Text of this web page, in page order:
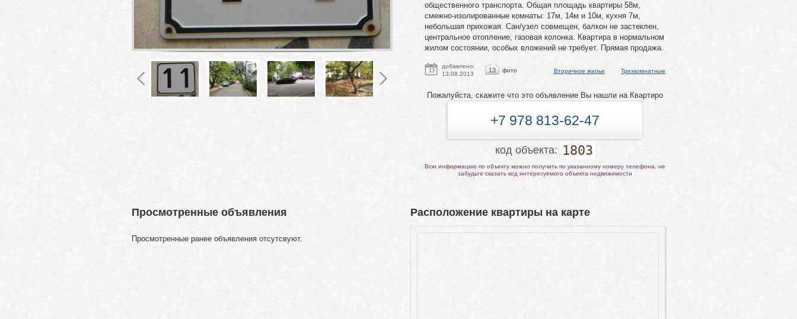
общественного транспорта. Общая площадь квартиры 58м,
смежно-изолированные комнаты: 17м, 14м и 10м, кухня 7м,
небольшая прихожая. Сан/узел совмещен, балкон не застеклен,
центральное отопление, газовая колонка. Квартира в нормальном
жилом состоянии, особых вложений не требует. Прямая продажа.
13
добавлено:
13.08.2013
13 фото Вторичное жилье Трехкомнатные
Пожалуйста, скажите что это объявление Вы нашли на Квартиро
+7 978 813-62-47
код объекта: 1803
Всю информацию по объекту можно получить по указанному номеру телефона, не
забудьте сказать код интересуемого объекта недвижимости
Расположение квартиры на карте
Просмотренные объявления
Просмотренные ранее объявления отсутсвуют.